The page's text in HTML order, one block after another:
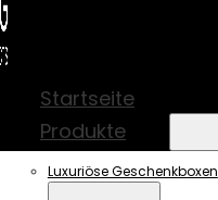
Startseite
Produkte
Luxuriöse Geschenkboxen